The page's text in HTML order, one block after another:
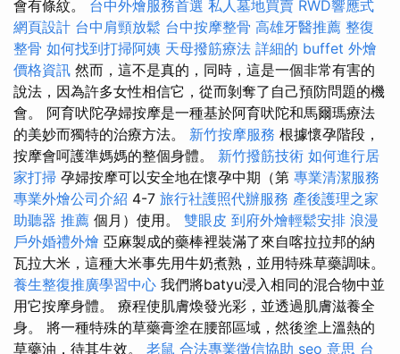
會有條紋。 台中外燴服務首選 私人墓地買賣 RWD響應式
網頁設計 台中肩頸放鬆 台中按摩整骨 高雄牙醫推薦 整復
整骨 如何找到打掃阿姨 天母撥筋療法 詳細的 buffet 外燴
價格資訊 然而，這不是真的，同時，這是一個非常有害的
說法，因為許多女性相信它，從而剝奪了自己預防問題的機
會。 阿育吠陀孕婦按摩是一種基於阿育吠陀和馬爾瑪療法
的美妙而獨特的治療方法。 新竹按摩服務 根據懷孕階段，
按摩會呵護準媽媽的整個身體。 新竹撥筋技術 如何進行居
家打掃 孕婦按摩可以安全地在懷孕中期（第 專業清潔服務
專業外燴公司介紹 4-7 旅行社護照代辦服務 產後護理之家
助聽器 推薦 個月）使用。 雙眼皮 到府外燴輕鬆安排 浪漫
戶外婚禮外燴 亞麻製成的藥棒裡裝滿了來自喀拉拉邦的納
瓦拉大米，這種大米事先用牛奶煮熟，並用特殊草藥調味。
養生整復推廣學習中心 我們將batyu浸入相同的混合物中並
用它按摩身體。 療程使肌膚煥發光彩，並透過肌膚滋養全
身。 將一種特殊的草藥膏塗在腰部區域，然後塗上溫熱的
草藥油，待其生效。 老鼠 合法專業徵信協助 seo 意思 台